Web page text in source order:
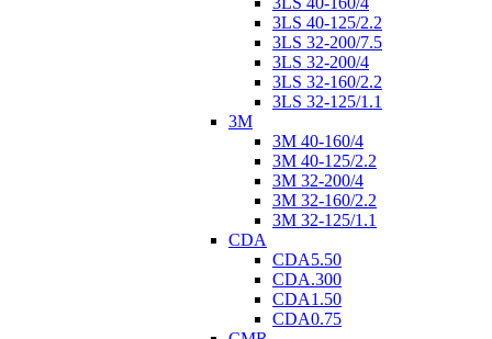
3LS 40-125/2.2
3LS 32-200/7.5
3LS 32-200/4
3LS 32-160/2.2
3LS 32-125/1.1
3M
3M 40-160/4
3M 40-125/2.2
3M 32-200/4
3M 32-160/2.2
3M 32-125/1.1
CDA
CDA5.50
CDA.300
CDA1.50
CDA0.75